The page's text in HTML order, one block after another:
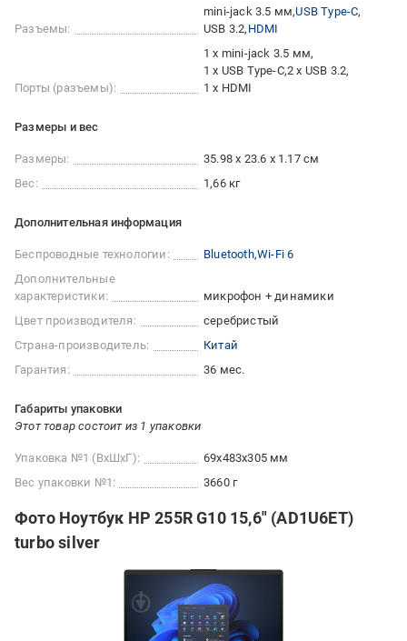
Разъемы:
mini-jack 3.5 мм USB Type-C
USB 3.2 HDMI
Порты (разъемы):
1 x mini-jack 3.5 мм
1 x USB Type-C 2 x USB 3.2
1 x HDMI
Размеры и вес
Размеры:
35.98 x 23.6 x 1.17 см
Вес:
1,66 кг
Дополнительная информация
Беспроводные технологии: Bluetooth Wi-Fi 6
Дополнительные
характеристики:
микрофон + динамики
Цвет производителя:
серебристый
Страна-производитель:
Китай
Гарантия:
36 мес.
Габариты упаковки
Этот товар состоит из 1 упаковки
Упаковка №1 (ВхШхГ):
69x483x305 мм
Вес упаковки №1:
3660 г
Фото Ноутбук HP 255R G10 15,6" (AD1U6ET)
turbo silver